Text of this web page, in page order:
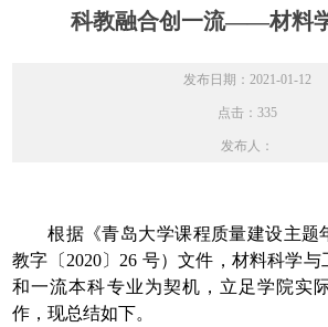
科教融合创一流——材料
发布日期：2021-01-12
点击： 335
发布人：
根据《青岛大学课程质量建设主题
教字〔 2020〕 26 号）文件，材料科学与
和一流本科专业为契机，立足学院实
作，现总结如下。